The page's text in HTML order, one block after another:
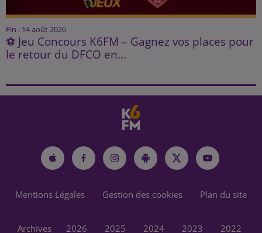
Fin : 14 août 2026
⚽ Jeu Concours K6FM – Gagnez vos places pour
le retour du DFCO en...
Mentions Légales Gestion des cookies Plan du site
Archives 2026 2025 2024 2023 2022